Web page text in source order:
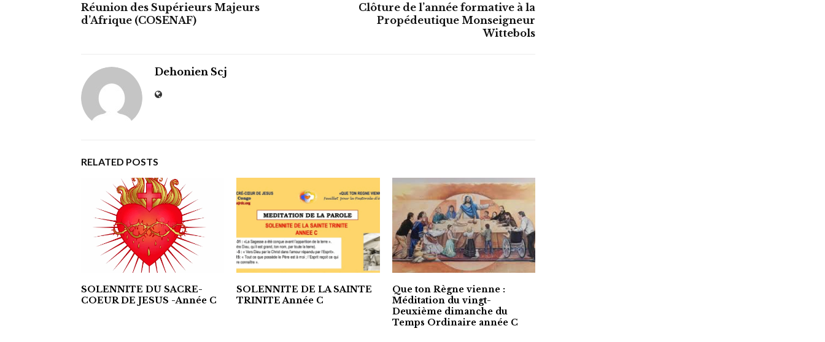
Réunion des Supérieurs Majeurs
d’Afrique (COSENAF)
Clôture de l’année formative à la
Propédeutique Monseigneur
Wittebols
Dehonien Scj
RELATED POSTS
SOLENNITE DU SACRE-
COEUR DE JESUS -Année C
SOLENNITE DE LA SAINTE
TRINITE Année C
Que ton Règne vienne :
Méditation du vingt-
Deuxième dimanche du
Temps Ordinaire année C